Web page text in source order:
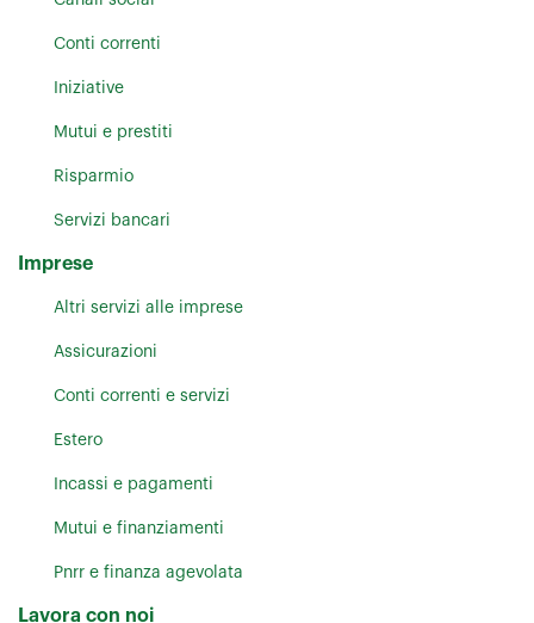
Conti correnti
Iniziative
Mutui e prestiti
Risparmio
Servizi bancari
Imprese
Altri servizi alle imprese
Assicurazioni
Conti correnti e servizi
Estero
Incassi e pagamenti
Mutui e finanziamenti
Pnrr e finanza agevolata
Lavora con noi